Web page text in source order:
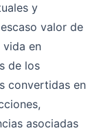
y
valor de
vida en
de los
convertidas en
asociadas